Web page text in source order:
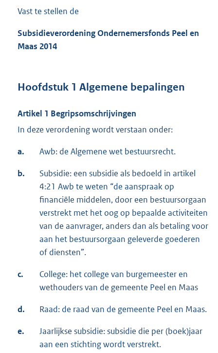
Vast te stellen de
Subsidieverordening Ondernemersfonds Peel en
Maas 2014
Hoofdstuk 1 Algemene bepalingen
Artikel 1 Begripsomschrijvingen
In deze verordening wordt verstaan onder:
a. Awb: de Algemene wet bestuursrecht.
b.
Subsidie: een subsidie als bedoeld in artikel
4:21 Awb te weten “de aanspraak op
financiële middelen, door een bestuursorgaan
verstrekt met het oog op bepaalde activiteiten
van de aanvrager, anders dan als betaling voor
aan het bestuursorgaan geleverde goederen
of diensten”.
c.
College: het college van burgemeester en
wethouders van de gemeente Peel en Maas
d. Raad: de raad van de gemeente Peel en Maas.
e.
Jaarlijkse subsidie: subsidie die per (boek)jaar
aan een stichting wordt verstrekt.